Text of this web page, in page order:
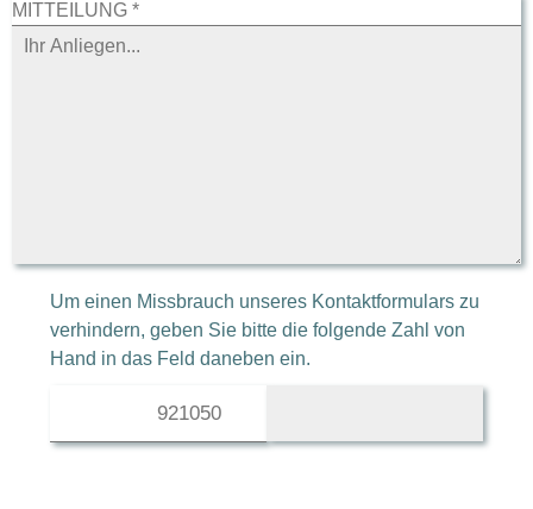
MITTEILUNG *
Um einen Missbrauch unseres Kontaktformulars zu
verhindern, geben Sie bitte die folgende Zahl von
Hand in das Feld daneben ein.
921050891